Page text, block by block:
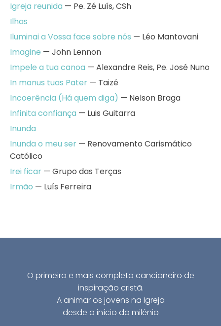
Igreja reunida — Pe. Zé Luís, CSh
Ilhas
Iluminai a Vossa face sobre nós — Léo Mantovani
Imagine — John Lennon
Impele a tua canoa — Alexandre Reis, Pe. José Nuno
In manus tuas Pater — Taizé
Incoerência (Há quem diga) — Nelson Braga
Infinita confiança — Luis Guitarra
Inunda
Inunda o meu ser — Renovamento Carismático
Católico
Irei ficar — Grupo das Terças
Irmão — Luís Ferreira
O primeiro e mais completo cancioneiro de
inspiração cristã.
A animar os jovens na Igreja
desde o início do milénio